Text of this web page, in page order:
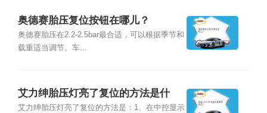
奥德赛胎压复位按钮在哪儿？
奥德赛胎压在2.2-2.5bar最合适，可以根据季节和
载重适当调节。车...
艾力绅胎压灯亮了复位的方法是什
么？
艾力绅胎压灯亮了复位的方法是：1、在中控显示